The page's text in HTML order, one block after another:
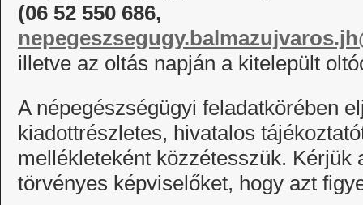
(06 52 550 686,
illetve az oltás napján a kitelepült
A népegészségügyi feladatkörében
kiadottrészletes, hivatalos
mellékleteként közzétesszük. Kérjük
törvényes képviselőket, hogy azt